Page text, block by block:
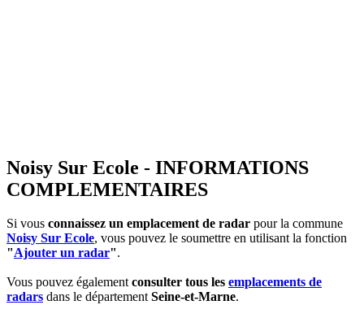
Noisy Sur Ecole - INFORMATIONS
COMPLEMENTAIRES
Si vous connaissez un emplacement de radar pour la commune
Noisy Sur Ecole, vous pouvez le soumettre en utilisant la fonction
"Ajouter un radar".
Vous pouvez égalementconsulter tous les emplacements de
radars dans le départementSeine-et-Marne.